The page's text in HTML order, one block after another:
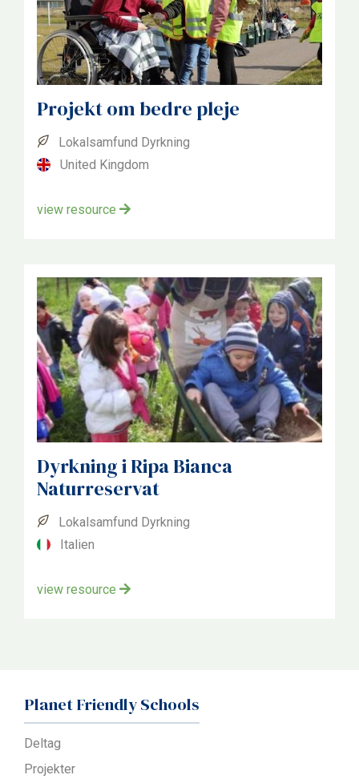
Projekt om bedre pleje
Lokalsamfund Dyrkning
United Kingdom
view resource
Dyrkning i Ripa Bianca
Naturreservat
Lokalsamfund Dyrkning
Italien
view resource
Planet Friendly Schools
Deltag
Projekter